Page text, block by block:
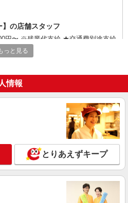
】の店舗スタッフ
円〜 ※残業代支給 ★交通費別途支給
・゜
万円支給(規定有) お友達を紹介
能（規程有）★ ゜・。○。・゜
゜+゜
】の携帯販売スタッフ
交通費別途支給（規定あり） ゜
゜+゜・。○。・゜+゜ 入社祝い金10
くと, インセンテ
。○。・゜+゜・。○。・゜+゜
松市中央区のsoftbankショップ
詳細を見る
っと見る
情報
とりあえずキープ